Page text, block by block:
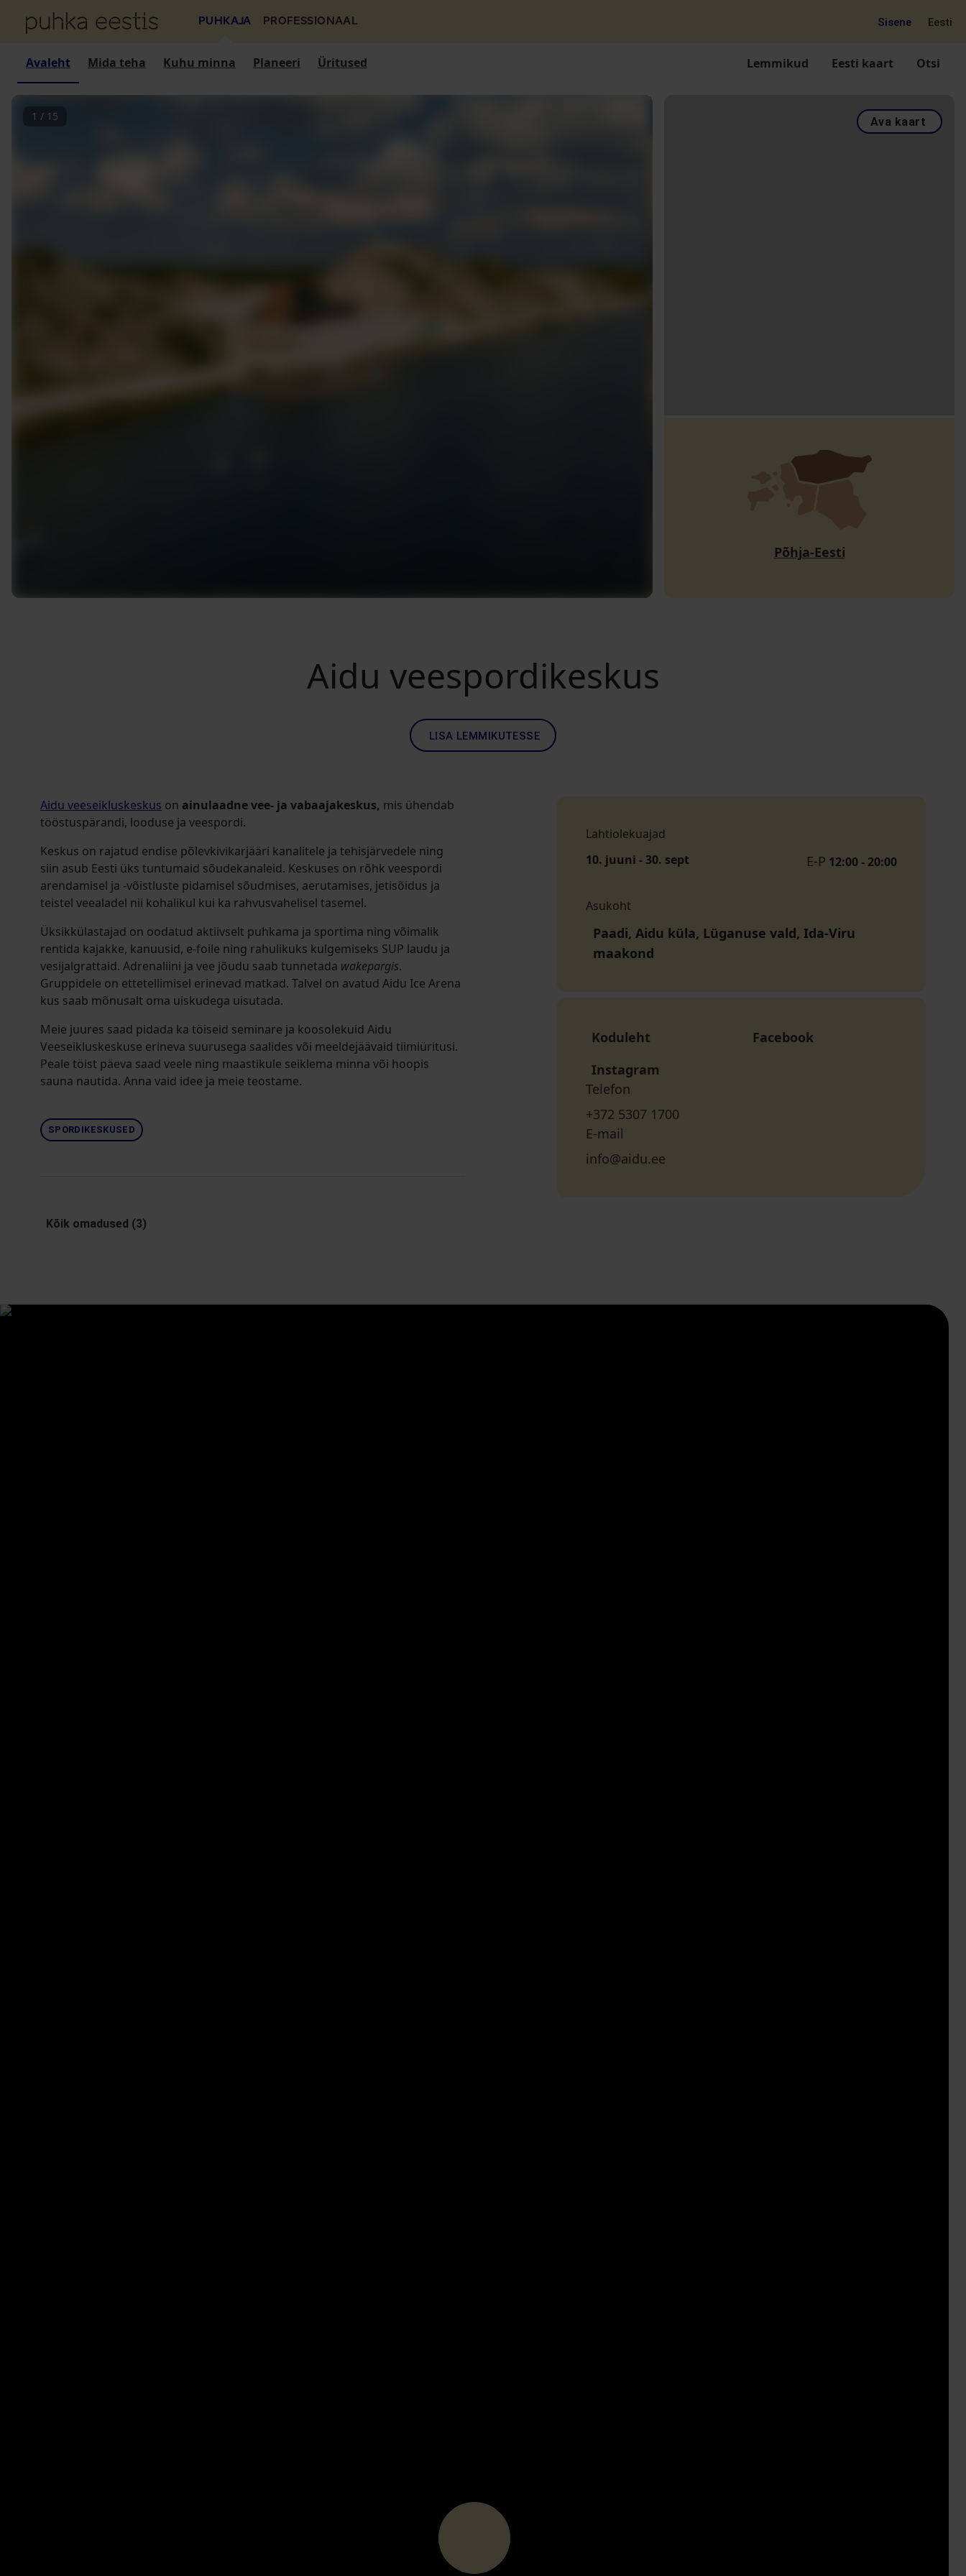
PUHKAJA PROFESSIONAAL Sisene Eesti
Avaleht Mida teha Kuhu minna Planeeri Üritused Lemmikud Eesti kaart Otsi
1 / 15 Ava kaart
Põhja-Eesti
Aidu veespordikeskus
LISA LEMMIKUTESSE
Aidu veeseikluskeskus on ainulaadne vee- ja vabaajakeskus, mis ühendab
tööstuspärandi, looduse ja veespordi.
Keskus on rajatud endise põlevkivikarjääri kanalitele ja tehisjärvedele ning
siin asub Eesti üks tuntumaid sõudekanaleid. Keskuses on rõhk veespordi
arendamisel ja -võistluste pidamisel sõudmises, aerutamises, jetisõidus ja
teistel veealadel nii kohalikul kui ka rahvusvahelisel tasemel.
Üksikkülastajad on oodatud aktiivselt puhkama ja sportima ning võimalik
rentida kajakke, kanuusid, e-foile ning rahulikuks kulgemiseks SUP laudu ja
vesijalgrattaid. Adrenaliini ja vee jõudu saab tunnetada wakepargis.
Gruppidele on ettetellimisel erinevad matkad. Talvel on avatud Aidu Ice Arena
kus saab mõnusalt oma uiskudega uisutada.
Meie juures saad pidada ka töiseid seminare ja koosolekuid Aidu
Veeseikluskeskuse erineva suurusega saalides või meeldejäävaid tiimiüritusi.
Peale töist päeva saad veele ning maastikule seiklema minna või hoopis
sauna nautida. Anna vaid idee ja meie teostame.
SPORDIKESKUSED
Kõik omadused (3)
Lahtiolekuajad
10. juuni - 30. sept
E-P 12:00 - 20:00
Asukoht
Paadi, Aidu küla, Lüganuse vald, Ida-Viru
maakond
Koduleht
Facebook
Instagram
Telefon
+372 5307 1700
E-mail
info@aidu.ee